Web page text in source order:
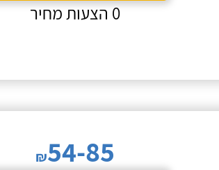
0 הצעות מחיר
₪54-85